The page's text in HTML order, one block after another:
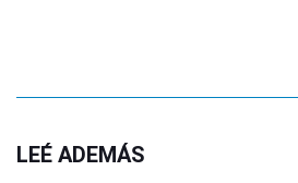
LEÉ ADEMÁS